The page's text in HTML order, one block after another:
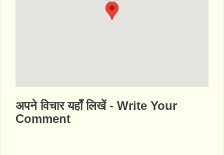
-wale-hanuman-mandir
अपने विचार यहाँ लिखें - Write Your
Comment